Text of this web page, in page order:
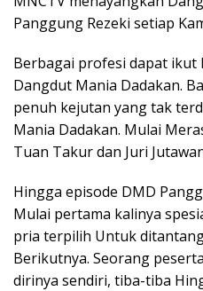
Panggung Rezeki setiap
Berbagai profesi dapat ikut
Dangdut Mania Dadakan.
penuh kejutan yang tak
Mania Dadakan. Mulai
Tuan Takur dan Juri
Hingga episode DMD
Mulai pertama kalinya
pria terpilih Untuk
Berikutnya. Seorang
dirinya sendiri, tiba-tiba